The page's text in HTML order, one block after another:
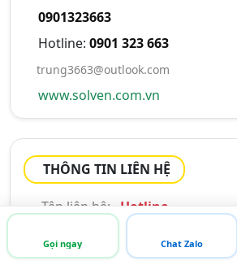
0901323663
Hotline: 0901 323 663
trung3663@outlook.com
www.solven.com.vn
THÔNG TIN LIÊN HỆ
Tên liên hệ:
Hotline
Email: trung3663@outlook.com
Gọi ngay Chat Zalo